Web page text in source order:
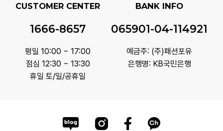
CUSTOMER CENTER
1666-8657
평일 10:00 ~ 17:00
점심 12:30 ~ 13:30
휴일 토/일/공휴일
BANK INFO
065901-04-114921
예금주: (주)패션포유
은행명: KB국민은행